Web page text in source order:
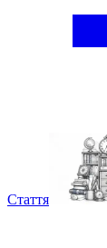
Стаття